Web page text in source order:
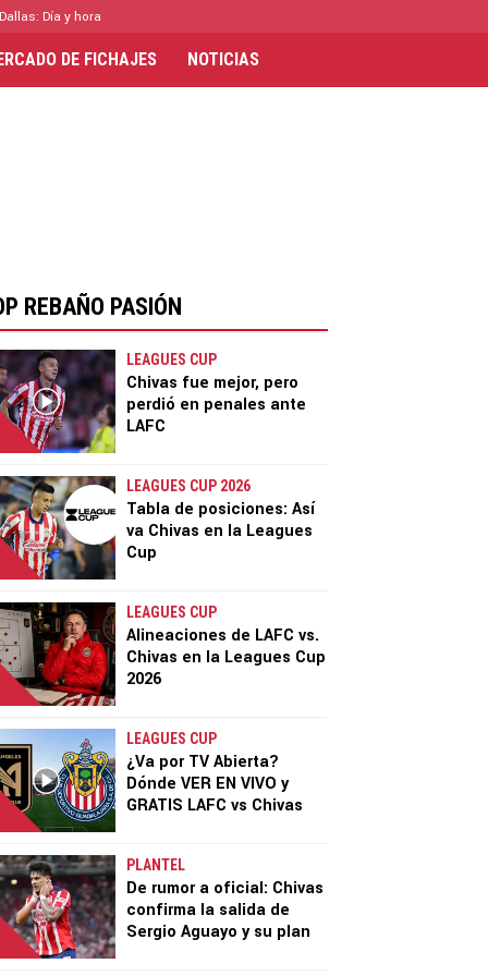
Día y hora
DE FICHAJES NOTICIAS
REBAÑO PASIÓN
LEAGUES CUP
Chivas fue mejor, pero
perdió en penales ante
LAFC
LEAGUES CUP 2026
Tabla de posiciones: Así
va Chivas en la Leagues
Cup
LEAGUES CUP
Alineaciones de LAFC vs.
Chivas en la Leagues Cup
2026
LEAGUES CUP
¿Va por TV Abierta?
Dónde VER EN VIVO y
GRATIS LAFC vs Chivas
PLANTEL
De rumor a oficial: Chivas
confirma la salida de
Sergio Aguayo y su plan